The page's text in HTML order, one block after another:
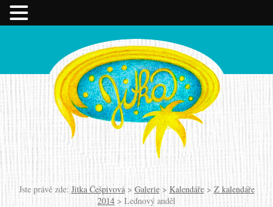
Jste právě zde: Jitka Češpivová> Galerie> Kalendáře> Z kalendáře
2014 > Lednový anděl